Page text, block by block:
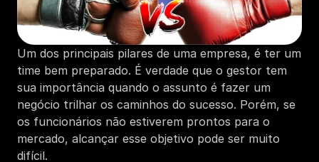
Um dos principais pilares de uma empresa, é ter um
time bem preparado. É verdade que o gestor tem
sua importância quando o assunto é fazer um
negócio trilhar os caminhos do sucesso. Porém, se
os funcionários não estiverem prontos para o
mercado, alcançar esse objetivo pode ser muito
difícil.